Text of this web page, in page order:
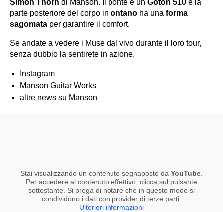
Simon Thorn di Manson. Il ponte è un Gotoh 510 e la
parte posteriore del corpo in ontano ha una forma
sagomata per garantire il comfort.
Se andate a vedere i Muse dal vivo durante il loro tour,
senza dubbio la sentirete in azione.
Instagram
Manson Guitar Works
altre news su Manson
Stai visualizzando un contenuto segnaposto da YouTube.
Per accedere al contenuto effettivo, clicca sul pulsante
sottostante. Si prega di notare che in questo modo si
condividono i dati con provider di terze parti.
Ulteriori informazioni